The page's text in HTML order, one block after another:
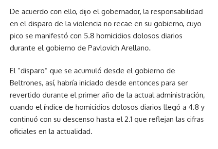
De acuerdo con ello, dijo el gobernador, la responsabilidad
en el disparo de la violencia no recae en su gobierno, cuyo
pico se manifestó con 5.8 homicidios dolosos diarios
durante el gobierno de Pavlovich Arellano.
El “disparo” que se acumuló desde el gobierno de
Beltrones, así, habría iniciado desde entonces para ser
revertido durante el primer año de la actual administración,
cuando el índice de homicidios dolosos diarios llegó a 4.8 y
continuó con su descenso hasta el 2.1 que reflejan las cifras
oficiales en la actualidad.